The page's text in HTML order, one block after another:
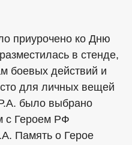
приурочено ко Дню
в стенде,
боевых действий и
для личных вещей
было выбрано
с Героем РФ
Память о Герое